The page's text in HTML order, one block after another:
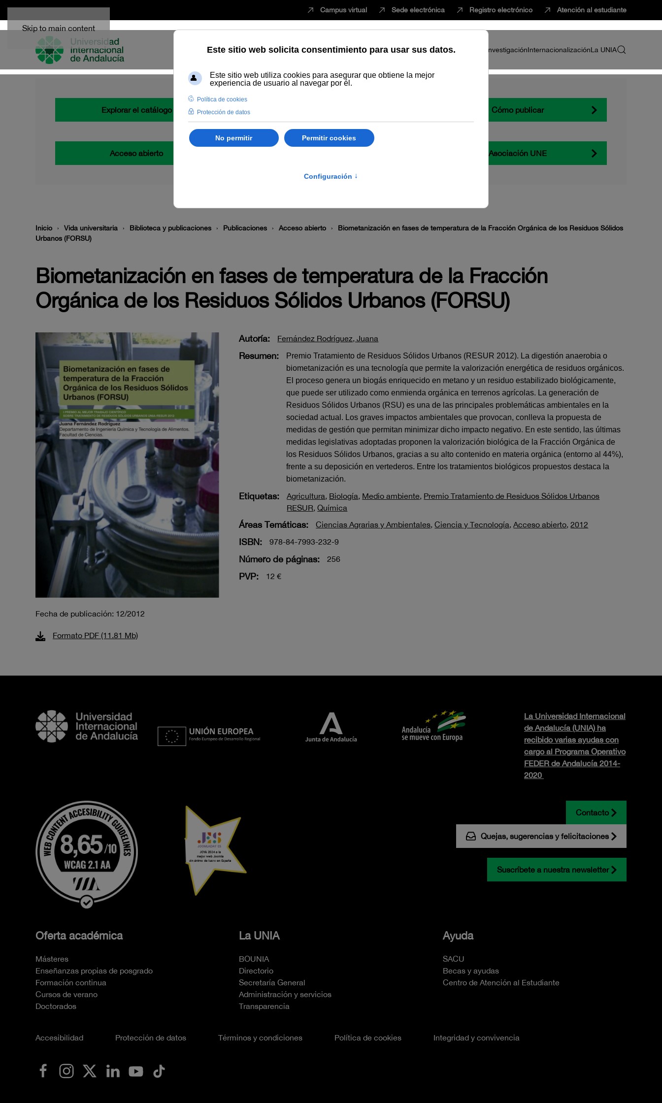
Skip to main content
Campus virtual Sede electrónica Registro electrónico Atención al estudiante
EstudiarInnovaciónVida universitariaProfesorado InvestigaciónInternacionalizaciónLa UNIA
Explorar el catálogo Cómo publicar
Acceso abierto Asociación UNE
Inicio Vida universitaria Biblioteca y publicaciones Publicaciones Acceso abierto
Biometanización en fases de temperatura de la Fracción Orgánica de los Residuos Sólidos
Urbanos (FORSU)
Biometanización en fases de temperatura de la Fracción
Orgánica de los Residuos Sólidos Urbanos (FORSU)
Fecha de publicación: 12/2012
Formato PDF (11.81 Mb)
Autoría: Fernández Rodríguez, Juana
Resumen:
Premio Tratamiento de Residuos Sólidos Urbanos (RESUR 2012). La digestión anaerobia o
biometanización es una tecnología que permite la valorización energética de residuos orgánicos.
El proceso genera un biogás enriquecido en metano y un residuo estabilizado biológicamente,
que puede ser utilizado como enmienda orgánica en terrenos agrícolas. La generación de
Residuos Sólidos Urbanos (RSU) es una de las principales problemáticas ambientales en la
sociedad actual. Los graves impactos ambientales que provocan, conlleva la propuesta de
medidas de gestión que permitan minimizar dicho impacto negativo. En este sentido, las últimas
medidas legislativas adoptadas proponen la valorización biológica de la Fracción Orgánica de
los Residuos Sólidos Urbanos, gracias a su alto contenido en materia orgánica (entorno al 44%),
frente a su deposición en vertederos. Entre los tratamientos biológicos propuestos destaca la
biometanización.
Etiquetas: Agricultura, Biología, Medio ambiente, Premio Tratamiento de Residuos Sólidos Urbanos
RESUR,Química
Áreas Temáticas: Ciencias Agrarias y Ambientales,Ciencia y Tecnología,Acceso abierto,2012
ISBN: 978-84-7993-232-9
Número de páginas: 256
PVP: 12 €
La Universidad Internacional
de Andalucía (UNIA) ha
recibido varias ayudas con
cargo al Programa Operativo
FEDER de Andalucía 2014-
2020
Contacto
Quejas, sugerencias y felicitaciones
Suscríbete a nuestra newsletter
Oferta académica
Másteres
Enseñanzas propias de posgrado
Formación continua
Cursos de verano
Doctorados
La UNIA
BOUNIA
Directorio
Secretaría General
Administración y servicios
Transparencia
Ayuda
SACU
Becas y ayudas
Centro de Atención al Estudiante
Accesibilidad Protección de datos Términos y condiciones Política de cookies Integridad y convivencia